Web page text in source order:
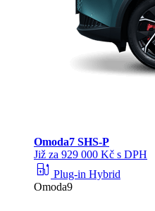
Omoda7 SHS-P
Již za 929 000 Kč s DPH
ev_station Plug-in Hybrid
Omoda9